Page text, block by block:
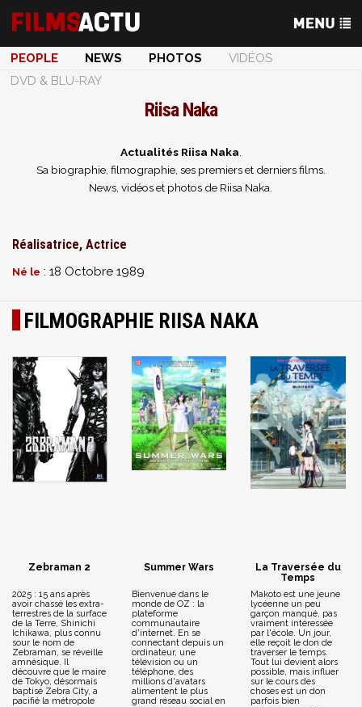
PEOPLE NEWS PHOTOS
VIDÉOS
DVD & BLU-RAY
Riisa Naka
Actualités Riisa Naka
Sa biographie, filmographie, ses premiers et derniers films.
News, vidéos et photos de Riisa Naka.
Réalisatrice, Actrice
Né le : 18 Octobre 1989
FILMOGRAPHIE RIISA NAKA
Zebraman 2
2025 : 15 ans après
avoir chassé les extra-
terrestres de la surface
de la Terre, Shinichi
Ichikawa, plus connu
sour le nom de
Zebraman, se réveille
amnésique. Il
découvre que le maire
de Tokyo, désormais
baptisé Zebra City, a
pacifié la métropole
Summer Wars
Bienvenue dans le
monde de OZ : la
plateforme
communautaire
d'internet. En se
connectant depuis un
ordinateur, une
télévision ou un
téléphone, des
millions d'avatars
alimentent le plus
grand réseau social en
La Traversée du
Temps
Makoto est une jeune
lycéenne un peu
garçon manqué, pas
vraiment intéressée
par l'école. Un jour,
elle reçoit le don de
traverser le temps.
Tout lui devient alors
possible, mais influer
sur le cours des
choses est un don
parfois bien